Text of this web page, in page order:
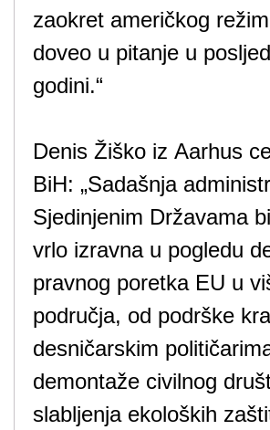
zaokret američkog
doveo u pitanje u
godini.“
Denis Žiško iz Aarhus
BiH: „Sadašnja
Sjedinjenim Državama
vrlo izravna u pogledu
pravnog poretka EU u
područja, od podrške
desničarskim
demontaže civilnog
slabljenja ekoloških